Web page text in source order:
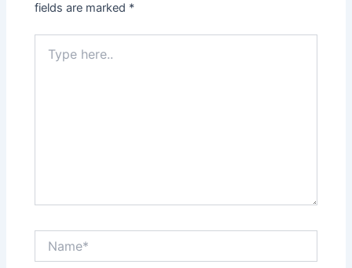
fields are marked *
here..